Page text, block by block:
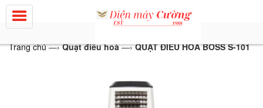
Trang chủ—› Quạt điều hoà—› QUẠT ĐIỀU HOÀ BOSS S-101